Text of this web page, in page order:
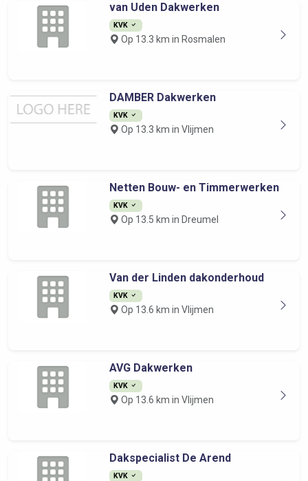
van Uden Dakwerken
KVK
Op 13.3 km in Rosmalen
DAMBER Dakwerken
KVK
Op 13.3 km in Vlijmen
Netten Bouw- en Timmerwerken
KVK
Op 13.5 km in Dreumel
Van der Linden dakonderhoud
KVK
Op 13.6 km in Vlijmen
AVG Dakwerken
KVK
Op 13.6 km in Vlijmen
Dakspecialist De Arend
KVK